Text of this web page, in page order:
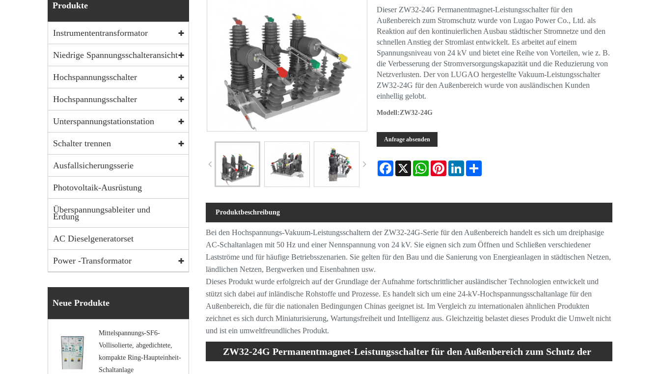
Produkte
Instrumententransformator
Niedrige Spannungsschalteransicht
Hochspannungsschalter
Hochspannungsschalter
Unterspannungstationstation
Schalter trennen
Ausfallsicherungsserie
Photovoltaik-Ausrüstung
Überspannungsableiter und
Erdung
AC Dieselgeneratorset
Power -Transformator
Neue Produkte
Mittelspannungs-SF6-
Vollisolierte, abgedichtete,
kompakte Ring-Haupteinheit-
Schaltanlage
Dieser ZW32-24G Permanentmagnet-Leistungsschalter für den
Außenbereich zum Stromschutz wurde von Lugao Power Co., Ltd. als
Reaktion auf den kontinuierlichen Ausbau städtischer Stromnetze und den
schnellen Anstieg der Stromlast entwickelt. Es arbeitet auf einem
Spannungsniveau von 24 kV und bietet eine Reihe von Vorteilen, wie z. B.
die Verbesserung der Stromversorgungskapazität und die Reduzierung von
Netzverlusten. Der von LUGAO hergestellte Vakuum-Leistungsschalter
ZW32-24G für den Außenbereich wurde von ausländischen Kunden
einhellig gelobt.
Modell:ZW32-24G
Anfrage absenden
Facebook
X WhatsAppPinterestLinkedInShare
Produktbeschreibung
Bei den Hochspannungs-Vakuum-Leistungsschaltern der ZW32-24G-Serie für den Außenbereich handelt es sich um dreiphasige
AC-Schaltanlagen mit 50 Hz und einer Nennspannung von 24 kV. Sie eignen sich zum Öffnen und Schließen verschiedener
Lastströme und für häufige Betriebsszenarien. Sie gelten für den Bau und die Sanierung von Energieanlagen in städtischen Netzen,
ländlichen Netzen, Bergwerken und Eisenbahnen usw.
Dieses Produkt wurde erfolgreich auf der Grundlage der Aufnahme fortschrittlicher ausländischer Technologien entwickelt und
stützt sich dabei auf inländische Rohstoffe und Prozesse. Es handelt sich um eine 24-kV-Hochspannungsschaltanlage für den
Außenbereich, die für die nationalen Bedingungen Chinas geeignet ist. Im Vergleich zu internationalen ähnlichen Produkten
zeichnet es sich durch Miniaturisierung, Wartungsfreiheit und Intelligenz aus. Gleichzeitig belastet dieses Produkt die Umwelt nicht
und ist ein umweltfreundliches Produkt.
ZW32-24G Permanentmagnet-Leistungsschalter für den Außenbereich zum Schutz der